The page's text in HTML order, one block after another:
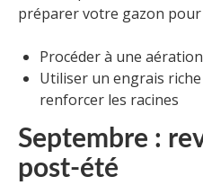
préparer votre gazon pour
Procéder à une
Utiliser un engrais
renforcer les racines
Septembre :
post-été